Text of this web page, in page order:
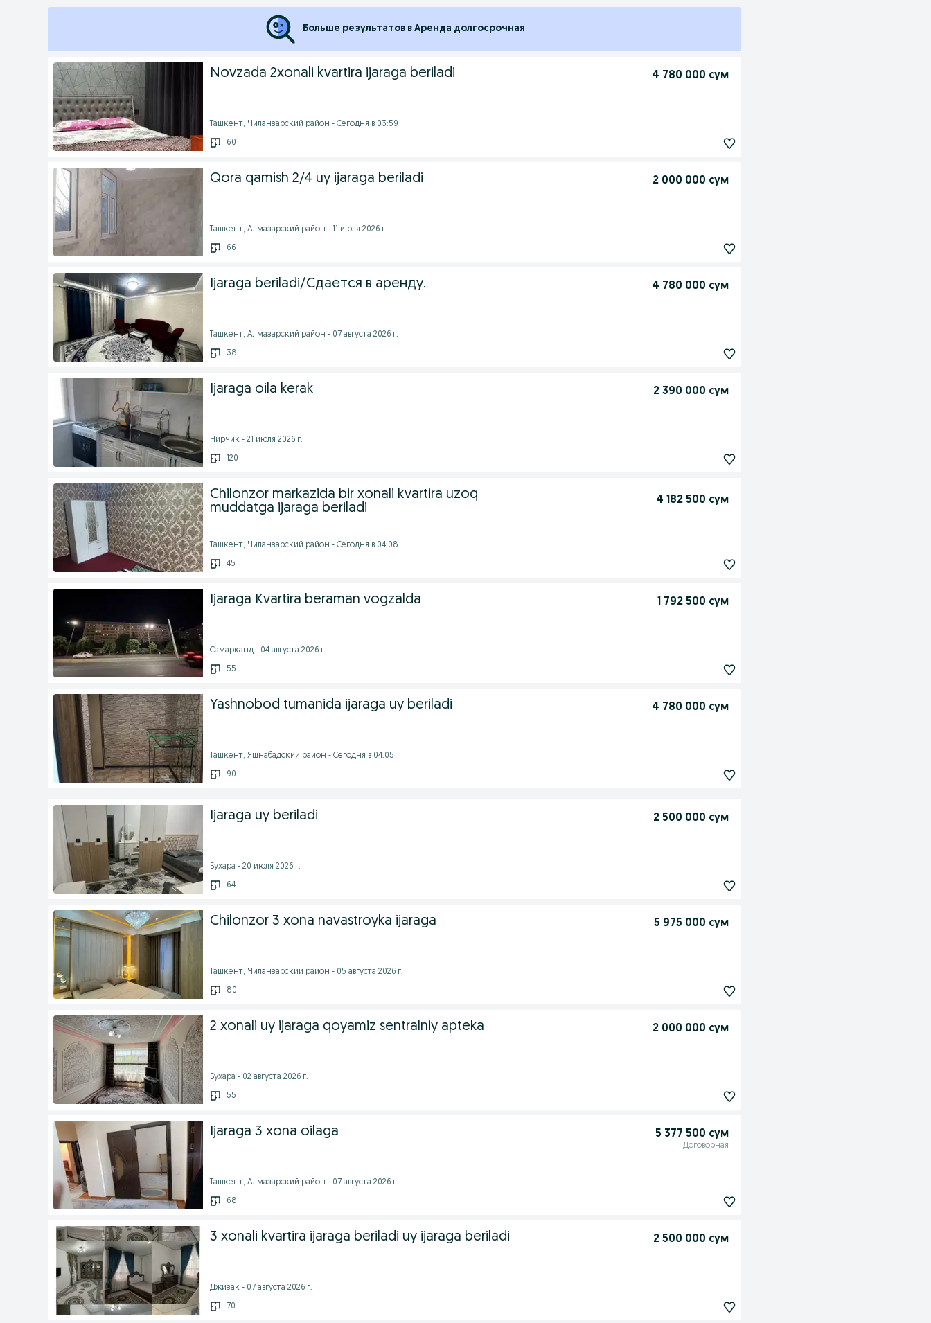
Больше результатов в Аренда долгосрочная
Novzada 2xonali kvartira ijaraga beriladi 4 780 000 сум
Ташкент, Чиланзарский район - Сегодня в 03:59
60
Qora qamish 2/4 uy ijaraga beriladi 2 000 000 сум
Ташкент, Алмазарский район - 11 июля 2026 г.
66
Ijaraga beriladi/Сдаётся в аренду. 4 780 000 сум
Ташкент, Алмазарский район - 07 августа 2026 г.
38
Ijaraga oila kerak 2 390 000 сум
Чирчик - 21 июля 2026 г.
120
Chilonzor markazida bir xonali kvartira uzoq
muddatga ijaraga beriladi
4 182 500 сум
Ташкент, Чиланзарский район - Сегодня в 04:08
45
Ijaraga Kvartira beraman vogzalda 1 792 500 сум
Самарканд - 04 августа 2026 г.
55
Yashnobod tumanida ijaraga uy beriladi 4 780 000 сум
Ташкент, Яшнабадский район - Сегодня в 04:05
90
Ijaraga uy beriladi 2 500 000 сум
Бухара - 20 июля 2026 г.
64
Chilonzor 3 xona navastroyka ijaraga 5 975 000 сум
Ташкент, Чиланзарский район - 05 августа 2026 г.
80
2 xonali uy ijaraga qoyamiz sentralniy apteka 2 000 000 сум
Бухара - 02 августа 2026 г.
55
Ijaraga 3 xona oilaga 5 377 500 сум
Договорная
Ташкент, Алмазарский район - 07 августа 2026 г.
68
3 xonali kvartira ijaraga beriladi uy ijaraga beriladi 2 500 000 сум
Джизак - 07 августа 2026 г.
70